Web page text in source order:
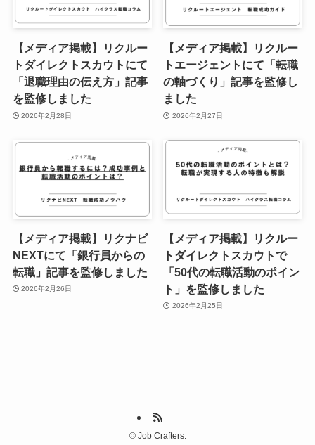
【メディア掲載】リクルー
トダイレクトスカウトにて
「退職理由の伝え方」記事
を監修しました
2026年2月28日
【メディア掲載】リクルー
トエージェントにて「転職
の軸づくり」記事を監修し
ました
2026年2月27日
【メディア掲載】リクナビ
NEXTにて「銀行員からの
転職」記事を監修しました
2026年2月26日
【メディア掲載】リクルー
トダイレクトスカウトで
「50代の転職活動のポイン
ト」を監修しました
2026年2月25日
©Job Crafters.